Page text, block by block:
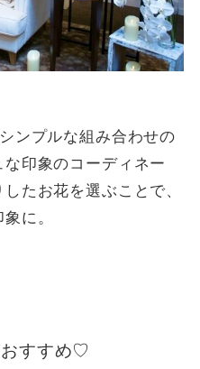
ンプルな組み合わせの
印象のコーディネー
たお花を選ぶことで、
に。
すすめ♡